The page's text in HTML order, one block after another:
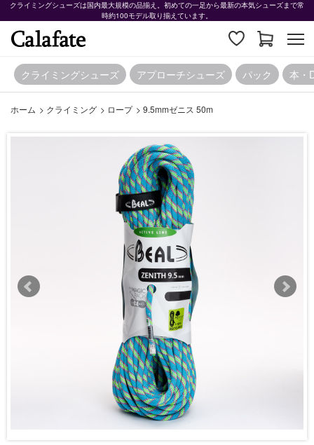
クライミングシューズは国内最大規模の品揃え。初めての一足から最新の本気シューズまで常
時約100モデル取り揃えています。
クライミングシューズ アプローチシューズ パック 本・
ホーム > クライミング > ロープ > 9.5mmゼニス 50m